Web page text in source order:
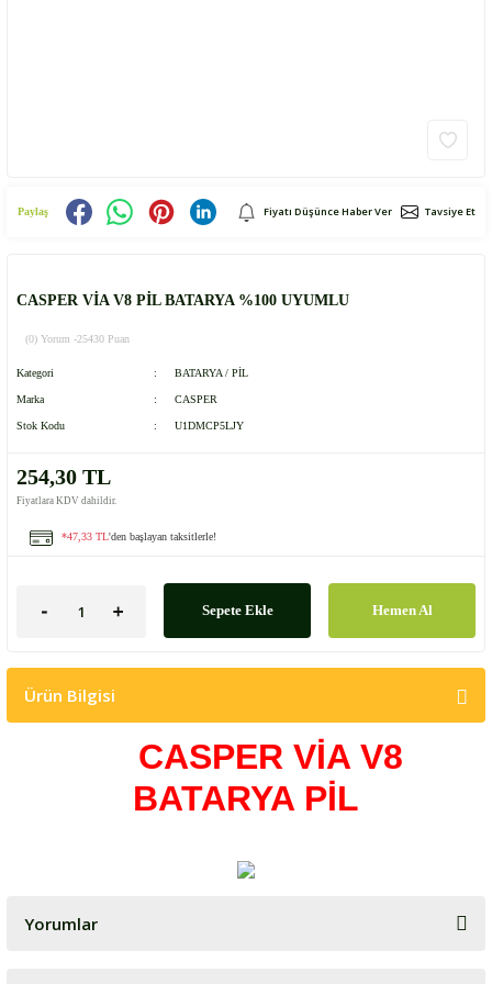
Paylaş Fiyatı Düşünce Haber Ver Tavsiye Et
CASPER VİA V8 PİL BATARYA %100 UYUMLU
(0) Yorum -25430 Puan
Kategori BATARYA / PİL
Marka CASPER
Stok Kodu U1DMCP5LJY
254,30 TL
Fiyatlara KDV dahildir.
*47,33 TL'den başlayan taksitlerle!
Sepete Ekle Hemen Al
Ürün Bilgisi
CASPER VİA V8
BATARYA PİL
Yorumlar